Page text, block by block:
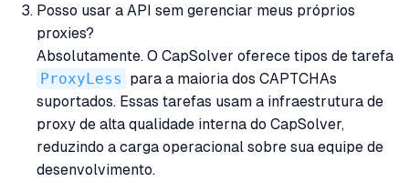
Posso usar a API sem gerenciar meus próprios
proxies?
Absolutamente. O CapSolver oferece tipos de tarefa
ProxyLess para a maioria dos CAPTCHAs
suportados. Essas tarefas usam a infraestrutura de
proxy de alta qualidade interna do CapSolver,
reduzindo a carga operacional sobre sua equipe de
desenvolvimento.